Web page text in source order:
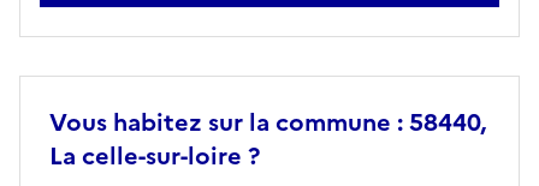
Vous habitez sur la commune : 58440,
La celle-sur-loire ?